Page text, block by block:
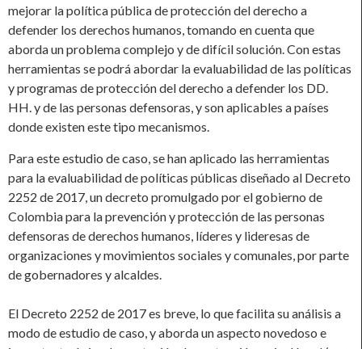
mejorar la política pública de protección del derecho a
defender los derechos humanos, tomando en cuenta que
aborda un problema complejo y de difícil solución. Con estas
herramientas se podrá abordar la evaluabilidad de las políticas
y programas de protección del derecho a defender los DD.
HH. y de las personas defensoras, y son aplicables a países
donde existen este tipo mecanismos.
Para este estudio de caso, se han aplicado las herramientas
para la evaluabilidad de políticas públicas diseñado al Decreto
2252 de 2017, un decreto promulgado por el gobierno de
Colombia para la prevención y protección de las personas
defensoras de derechos humanos, líderes y lideresas de
organizaciones y movimientos sociales y comunales, por parte
de gobernadores y alcaldes.
El Decreto 2252 de 2017 es breve, lo que facilita su análisis a
modo de estudio de caso, y aborda un aspecto novedoso e